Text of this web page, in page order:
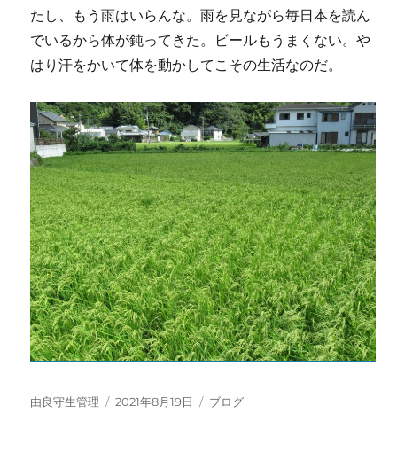
たし、もう雨はいらんな。雨を見ながら毎日本を読ん
でいるから体が鈍ってきた。ビールもうまくない。や
はり汗をかいて体を動かしてこその生活なのだ。
投
由良守生管理
投
2021年8月19日
カ
ブログ